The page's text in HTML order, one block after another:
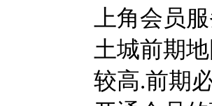
上角会员
土城前期
较高.前期